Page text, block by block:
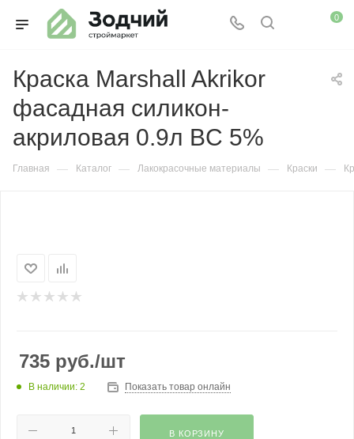
0
Краска Marshall Akrikor
фасадная силикон-
акриловая 0.9л BC 5%
Главная — Каталог — Лакокрасочные материалы — Краски —
735 руб./шт
В наличии: 2 Показать товар онлайн
В КОРЗИНУ